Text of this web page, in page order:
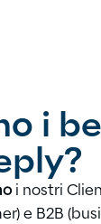
i
i nostri
e B2B